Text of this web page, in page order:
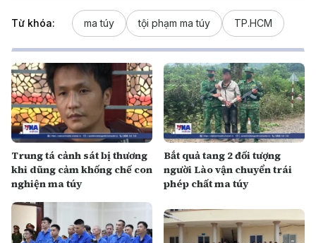
Từ khóa: ma túy tội phạm ma túy TP.HCM
Trung tá cảnh sát bị thương
khi dũng cảm khống chế con
nghiện ma túy
Bắt quả tang 2 đối tượng
người Lào vận chuyển trái
phép chất ma túy